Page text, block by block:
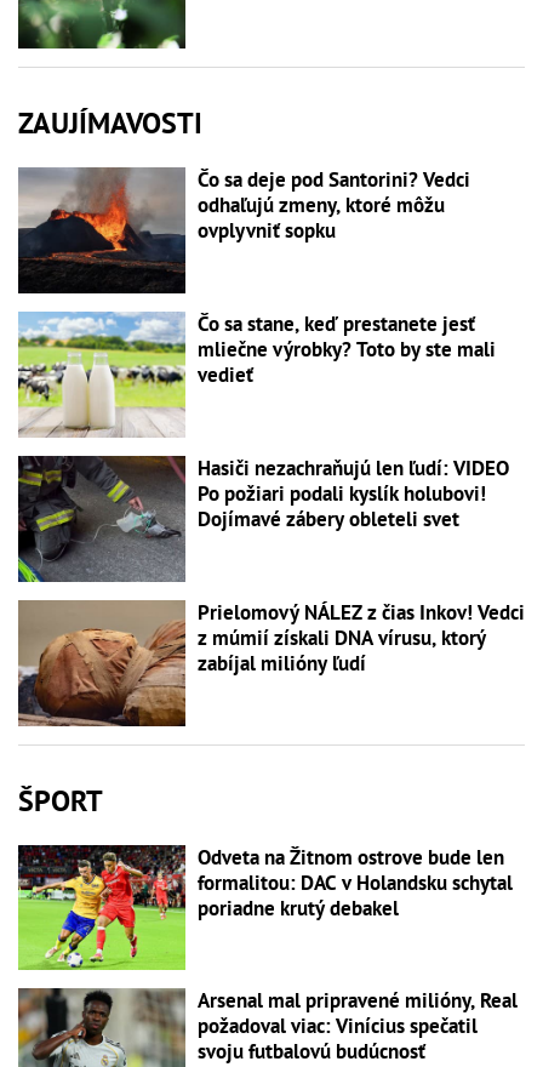
ZAUJÍMAVOSTI
Čo sa deje pod Santorini? Vedci
odhaľujú zmeny, ktoré môžu
ovplyvniť sopku
Čo sa stane, keď prestanete jesť
mliečne výrobky? Toto by ste mali
vedieť
Hasiči nezachraňujú len ľudí: VIDEO
Po požiari podali kyslík holubovi!
Dojímavé zábery obleteli svet
Prielomový NÁLEZ z čias Inkov! Vedci
z múmií získali DNA vírusu, ktorý
zabíjal milióny ľudí
ŠPORT
Odveta na Žitnom ostrove bude len
formalitou: DAC v Holandsku schytal
poriadne krutý debakel
Arsenal mal pripravené milióny, Real
požadoval viac: Vinícius spečatil
svoju futbalovú budúcnosť